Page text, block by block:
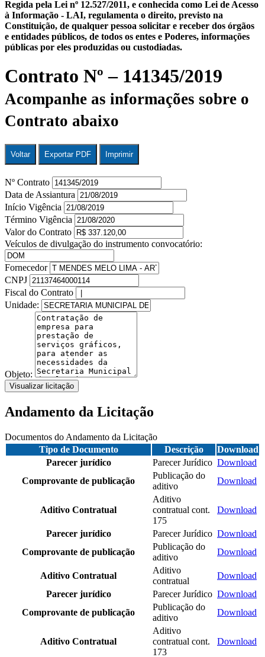
Regida pela Lei nº 12.527/2011, e conhecida como Lei de Acesso
à Informação - LAI, regulamenta o direito, previsto na
Constituição, de qualquer pessoa solicitar e receber dos órgãos
e entidades públicos, de todos os entes e Poderes, informações
públicas por eles produzidas ou custodiadas.
Contrato Nº – 141345/2019
Acompanhe as informações sobre o
Contrato abaixo
Voltar Exportar PDF Imprimir
Nº Contrato
Data de Assiantura
Início Vigência
Término Vigência
Valor do Contrato
Veículos de divulgação do instrumento convocatório:
Fornecedor
CNPJ
Fiscal do Contrato
Unidade:
Objeto:
Visualizar licitação
Andamento da Licitação
Documentos do Andamento da Licitação
Tipo de Documento
Descrição
Download
Parecer jurídico
Parecer Jurídico Download
Comprovante de publicação
Publicação do
aditivo
Download
Aditivo Contratual
Aditivo
contratual cont.
175
Download
Parecer jurídico Parecer Jurídico Download
Comprovante de publicação
Publicação do
aditivo
Download
Aditivo Contratual
Aditivo
contratual
Download
Parecer jurídico
Parecer Jurídico Download
Comprovante de publicação
Publicação do
aditivo
Download
Aditivo Contratual
Aditivo
contratual cont.
173
Download